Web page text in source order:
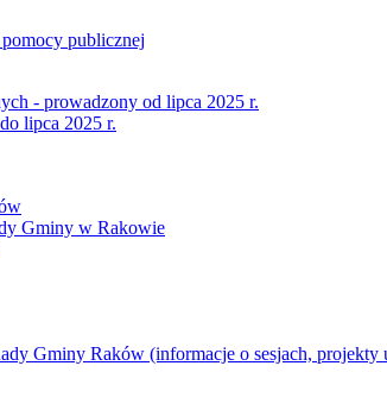
publicznej
- prowadzony od lipca 2025 r.
lipca 2025 r.
Gminy w Rakowie
Gminy Raków (informacje o sesjach, projekty